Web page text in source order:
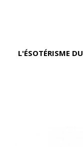
L'ÉSOTÉRISME